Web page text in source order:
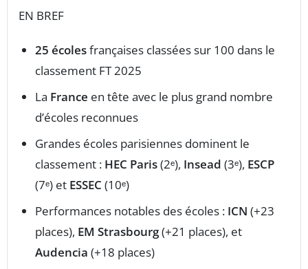
EN BREF
25 écolesfrançaises classées sur 100 dans le
classement FT 2025
La France en tête avec le plus grand nombre
d’écoles reconnues
Grandes écoles parisiennes dominent le
classement : HEC Paris(2ᵉ), Insead (3ᵉ), ESCP
(7ᵉ) et ESSEC (10ᵉ)
Performances notables des écoles : ICN (+23
places), EM Strasbourg(+21 places), et
Audencia (+18 places)